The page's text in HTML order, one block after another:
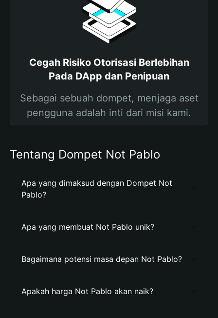
Cegah Risiko Otorisasi Berlebihan
Pada DApp dan Penipuan
Sebagai sebuah dompet, menjaga aset
pengguna adalah inti dari misi kami.
Tentang Dompet Not Pablo
Apa yang dimaksud dengan Dompet Not
Pablo?
Apa yang membuat Not Pablo unik?
Bagaimana potensi masa depan Not Pablo?
Apakah harga Not Pablo akan naik?